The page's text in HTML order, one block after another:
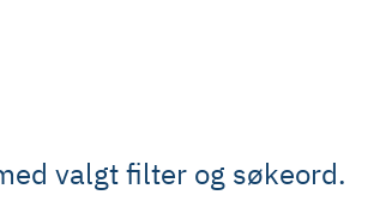
valgt filter og søkeord.